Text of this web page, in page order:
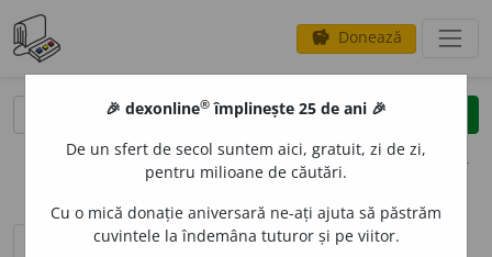
savings Donează
clear
opțiuni
sinteza definițiilor (1) definiții (22)
declinări
🎉 dexonline® împlinește 25 de ani 🎉
De un sfert de secol suntem aici, gratuit, zi de zi,
pentru milioane de căutări.
Cu o mică donație aniversară ne-ați ajuta să păstrăm
cuvintele la îndemâna tuturor și pe viitor.